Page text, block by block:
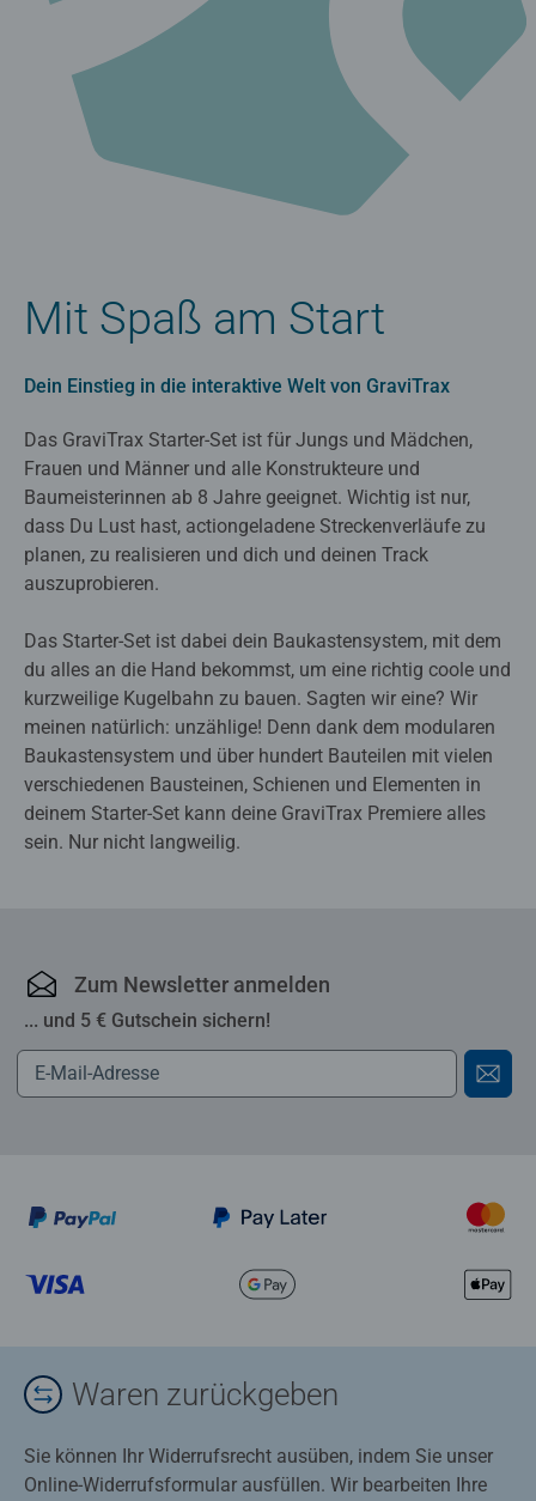
Mit Spaß am Start
Dein Einstieg in die interaktive Welt von GraviTrax
Das GraviTrax Starter-Set ist für Jungs und Mädchen,
Frauen und Männer und alle Konstrukteure und
Baumeisterinnen ab 8 Jahre geeignet. Wichtig ist nur,
dass Du Lust hast, actiongeladene Streckenverläufe zu
planen, zu realisieren und dich und deinen Track
auszuprobieren.
Das Starter-Set ist dabei dein Baukastensystem, mit dem
du alles an die Hand bekommst, um eine richtig coole und
kurzweilige Kugelbahn zu bauen. Sagten wir eine? Wir
meinen natürlich: unzählige! Denn dank dem modularen
Baukastensystem und über hundert Bauteilen mit vielen
verschiedenen Bausteinen, Schienen und Elementen in
deinem Starter-Set kann deine GraviTrax Premiere alles
sein. Nur nicht langweilig.
Zum Newsletter anmelden
... und 5 € Gutschein sichern!
Waren zurückgeben
Sie können Ihr Widerrufsrecht ausüben, indem Sie unser
Online-Widerrufsformular ausfüllen. Wir bearbeiten Ihre